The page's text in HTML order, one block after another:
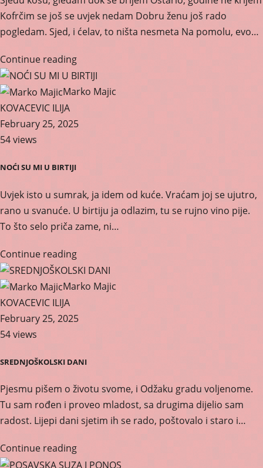
Kofrčim se još se uvjek nedam Dobru ženu još rado
pogledam. Sjed, i ćelav, to ništa nesmeta Na pomolu, evo…
Continue reading
Marko Majic
KOVACEVIC ILIJA
February 25, 2025
54 views
NOĆI SU MI U BIRTIJI
Uvjek isto u sumrak, ja idem od kuće. Vraćam joj se ujutro,
rano u svanuće. U birtiju ja odlazim, tu se rujno vino pije.
To što selo priča zame, ni…
Continue reading
Marko Majic
KOVACEVIC ILIJA
February 25, 2025
54 views
SREDNJOŠKOLSKI DANI
Pjesmu pišem o životu svome, i Odžaku gradu voljenome.
Tu sam rođen i proveo mladost, sa drugima dijelio sam
radost. Lijepi dani sjetim ih se rado, poštovalo i staro i…
Continue reading